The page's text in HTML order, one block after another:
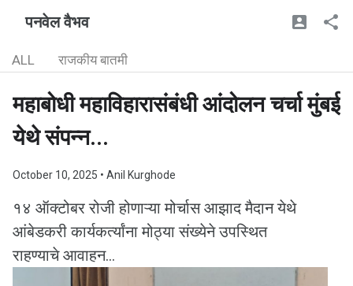
पनवेल वैभव
ALL राजकीय बातमी
महाबोधी महाविहारासंबंधी आंदोलन चर्चा मुंबई
येथे संपन्न...
October 10, 2025 • Anil Kurghode
१४ ऑक्टोबर रोजी होणाऱ्या मोर्चास आझाद मैदान येथे
आंबेडकरी कार्यकर्त्यांना मोठ्या संख्येने उपस्थित
राहण्याचे आवाहन...